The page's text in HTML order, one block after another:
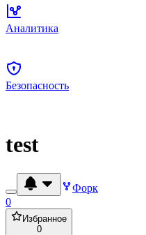
Аналитика
Безопасность
test
Форк
0
Избранное
0